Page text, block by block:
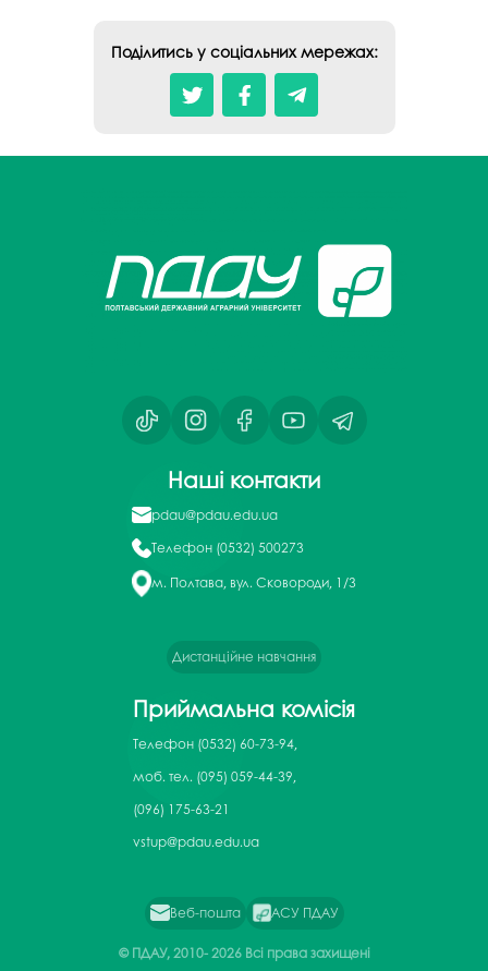
Поділитись у соціальних мережах:
Наші контакти
pdau@pdau.edu.ua
Телефон (0532) 500273
м. Полтава, вул. Сковороди, 1/3
Дистанційне навчання
Приймальна комісія
Телефон (0532) 60-73-94,
моб. тел. (095) 059-44-39,
(096) 175-63-21
vstup@pdau.edu.ua
Веб-пошта АСУ ПДАУ
© ПДАУ, 2010-2026 Всі права захищені